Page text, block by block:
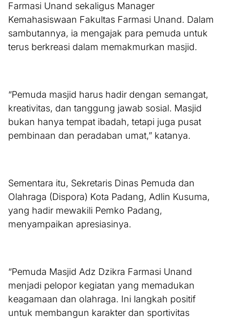
Farmasi Unand sekaligus Manager
Kemahasiswaan Fakultas Farmasi Unand. Dalam
sambutannya, ia mengajak para pemuda untuk
terus berkreasi dalam memakmurkan masjid.
“Pemuda masjid harus hadir dengan semangat,
kreativitas, dan tanggung jawab sosial. Masjid
bukan hanya tempat ibadah, tetapi juga pusat
pembinaan dan peradaban umat,” katanya.
Sementara itu, Sekretaris Dinas Pemuda dan
Olahraga (Dispora) Kota Padang, Adlin Kusuma,
yang hadir mewakili Pemko Padang,
menyampaikan apresiasinya.
“Pemuda Masjid Adz Dzikra Farmasi Unand
menjadi pelopor kegiatan yang memadukan
keagamaan dan olahraga. Ini langkah positif
untuk membangun karakter dan sportivitas